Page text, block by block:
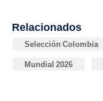
Relacionados
Selección Colombia
Mundial 2026